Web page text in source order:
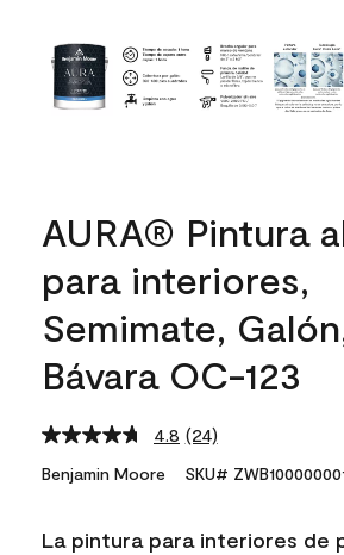
AURA® Pintura
para interiores,
Semimate,
Bávara OC-123
4.8 Read
24
Reviews.
link.
(24)
Benjamin Moore SKU#
La pintura para interiores de